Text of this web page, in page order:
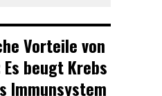
Vorteile von
beugt Krebs
Immunsystem